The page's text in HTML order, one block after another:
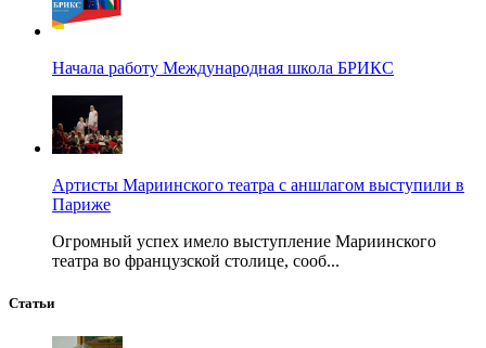
Начала работу Международная школа БРИКС
Артисты Мариинского театра с аншлагом выступили в
Париже
Огромный успех имело выступление Мариинского
театра во французской столице, сооб...
Статьи